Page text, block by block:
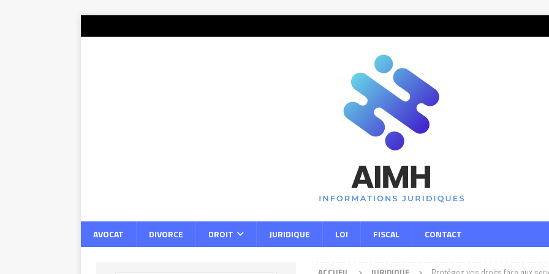
AVOCAT DIVORCE DROIT JURIDIQUE LOI FISCAL CONTACT